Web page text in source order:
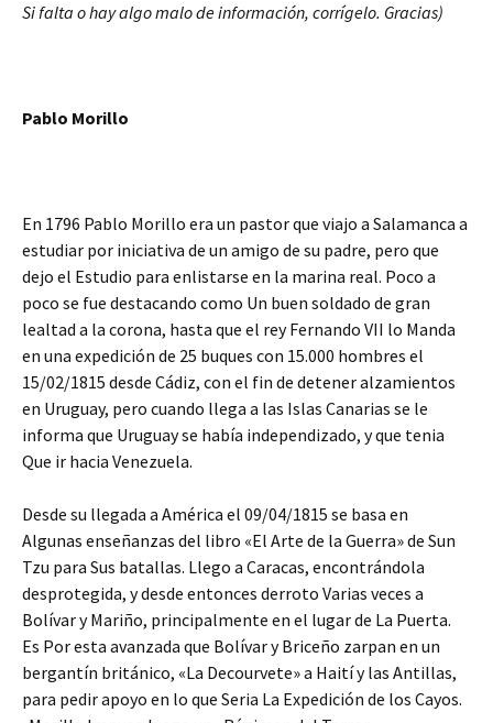
Si falta o hay algo malo de información, corrígelo. Gracias)
Pablo Morillo
En 1796 Pablo Morillo era un pastor que viajo a Salamanca a
estudiar por iniciativa de un amigo de su padre, pero que
dejo el Estudio para enlistarse en la marina real. Poco a
poco se fue destacando como Un buen soldado de gran
lealtad a la corona, hasta que el rey Fernando VII lo Manda
en una expedición de 25 buques con 15.000 hombres el
15/02/1815 desde Cádiz, con el fin de detener alzamientos
en Uruguay, pero cuando llega a las Islas Canarias se le
informa que Uruguay se había independizado, y que tenia
Que ir hacia Venezuela.
Desde su llegada a América el 09/04/1815 se basa en
Algunas enseñanzas del libro «El Arte de la Guerra» de Sun
Tzu para Sus batallas. Llego a Caracas, encontrándola
desprotegida, y desde entonces derroto Varias veces a
Bolívar y Mariño, principalmente en el lugar de La Puerta.
Es Por esta avanzada que Bolívar y Briceño zarpan en un
bergantín británico, «La Decourvete» a Haití y las Antillas,
para pedir apoyo en lo que Seria La Expedición de los Cayos.